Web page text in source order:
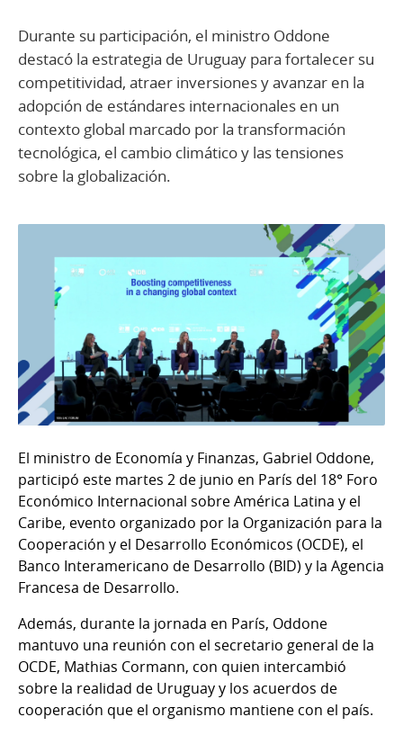
Durante su participación, el ministro Oddone
destacó la estrategia de Uruguay para fortalecer su
competitividad, atraer inversiones y avanzar en la
adopción de estándares internacionales en un
contexto global marcado por la transformación
tecnológica, el cambio climático y las tensiones
sobre la globalización.
El ministro de Economía y Finanzas, Gabriel Oddone,
participó este martes 2 de junio en París del 18° Foro
Económico Internacional sobre América Latina y el
Caribe, evento organizado por la Organización para la
Cooperación y el Desarrollo Económicos (OCDE), el
Banco Interamericano de Desarrollo (BID) y la Agencia
Francesa de Desarrollo.
Además, durante la jornada en París, Oddone
mantuvo una reunión con el secretario general de la
OCDE, Mathias Cormann, con quien intercambió
sobre la realidad de Uruguay y los acuerdos de
cooperación que el organismo mantiene con el país.